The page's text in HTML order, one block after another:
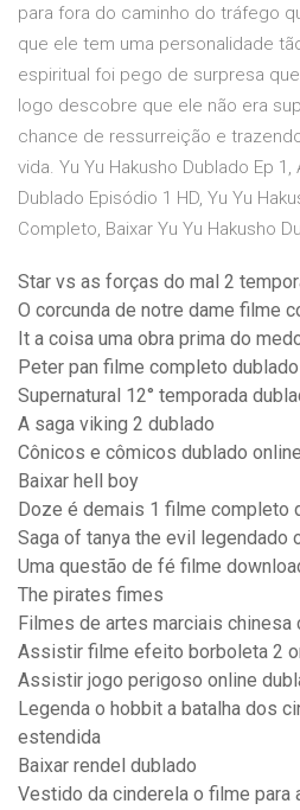
para fora do caminho do tráfego
que ele tem uma personalidade
espiritual foi pego de surpresa
logo descobre que ele não era
chance de ressurreição e
vida. Yu Yu Hakusho Dublado Ep 1,
Dublado Episódio 1 HD, Yu Yu
Completo, Baixar Yu Yu Hakusho
Star vs as forças do mal 2
O corcunda de notre dame filme
It a coisa uma obra prima do
Peter pan filme completo
Supernatural 12° temporada
A saga viking 2 dublado
Cônicos e cômicos dublado online
Baixar hell boy
Doze é demais 1 filme completo
Saga of tanya the evil legendado
Uma questão de fé filme
The pirates fimes
Filmes de artes marciais
Assistir filme efeito borboleta 2
Assistir jogo perigoso online
Legenda o hobbit a batalha dos
estendida
Baixar rendel dublado
Vestido da cinderela o filme para